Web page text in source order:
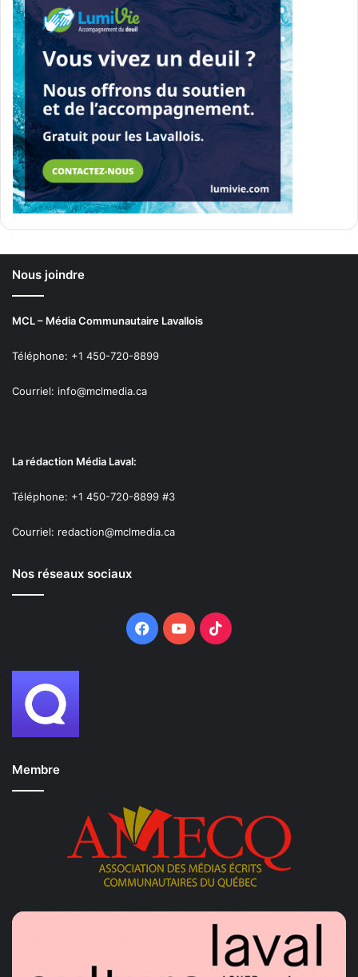
Nous joindre
MCL – Média Communautaire Lavallois
Téléphone: +1 450-720-8899
Courriel: info@mclmedia.ca
La rédaction Média Laval:
Téléphone: +1 450-720-8899 #3
Courriel: redaction@mclmedia.ca
Nos réseaux sociaux
Facebook
YouTubeTikTok
Membre